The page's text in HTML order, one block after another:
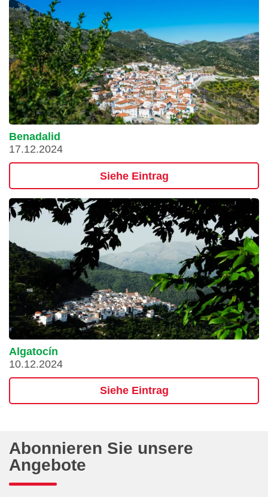
Benadalid
17.12.2024
Siehe Eintrag
Algatocín
10.12.2024
Siehe Eintrag
Abonnieren Sie unsere
Angebote